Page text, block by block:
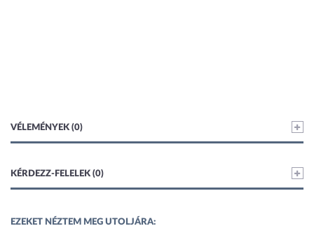
VÉLEMÉNYEK (0)
KÉRDEZZ-FELELEK (0)
EZEKET NÉZTEM MEG UTOLJÁRA: